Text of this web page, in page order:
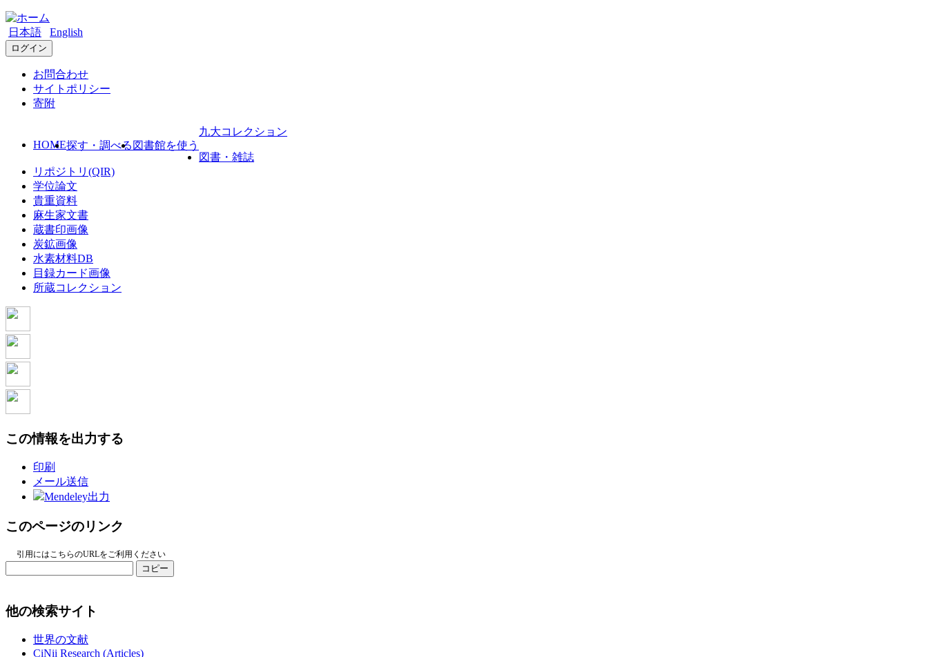
日本語 English
ログイン
お問合わせ
サイトポリシー
寄附
HOME探す・調べる 図書館を使う
九大コレクション
図書・雑誌
リポジトリ(QIR)
学位論文
貴重資料
麻生家文書
蔵書印画像
炭鉱画像
水素材料DB
目録カード画像
所蔵コレクション
この情報を出力する
印刷
メール送信
Mendeley出力
このページのリンク
引用にはこちらのURLをご利用ください
コピー
他の検索サイト
世界の文献
CiNii Research (Articles)